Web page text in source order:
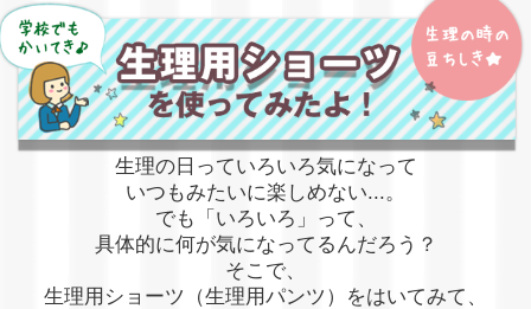
生理の日っていろいろ気になって
いつもみたいに楽しめない...。
でも「いろいろ」って、
具体的に何が気になってるんだろう？
そこで、
生理用ショーツ（生理用パンツ）をはいてみて、